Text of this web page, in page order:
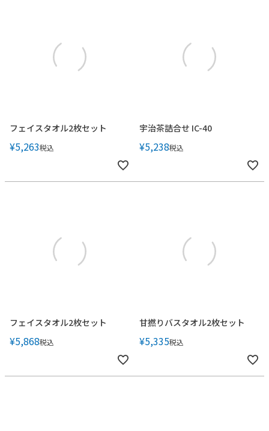
フェイスタオル2枚セット
¥5,263税込
宇治茶詰合せ IC-40
¥5,238税込
フェイスタオル2枚セット
¥5,868税込
甘撚りバスタオル2枚セット
¥5,335税込